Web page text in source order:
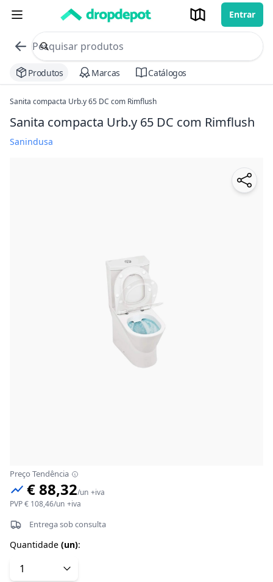
Entrar
commerce search no header
Procurar
Produtos Marcas Catálogos
Sanita compacta Urb.y 65 DC com Rimflush
Sanita compacta Urb.y 65 DC com Rimflush
Sanindusa
Preço Tendência
€ 88,32/un +iva
PVP€ 108,46/un +iva
Entrega sob consulta
Quantidade (un):